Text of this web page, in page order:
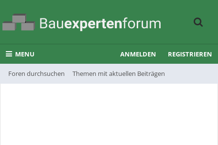
MENU
Foren durchsuchen Themen mit aktuellen Beiträgen
ANMELDEN REGISTRIEREN